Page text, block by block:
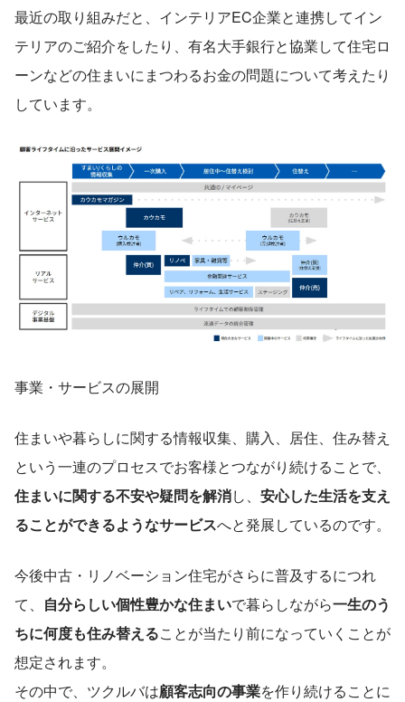
最近の取り組みだと、インテリアEC企業と連携してイン
テリアのご紹介をしたり、有名大手銀行と協業して住宅ロ
ーンなどの住まいにまつわるお金の問題について考えたり
しています。
事業・サービスの展開
住まいや暮らしに関する情報収集、購入、居住、住み替え
という一連のプロセスでお客様とつながり続けることで、
住まいに関する不安や疑問を解消し、 安心した生活を支え
ることができるようなサービスへと発展しているのです。
今後中古・リノベーション住宅がさらに普及するにつれ
て、 自分らしい個性豊かな住まいで暮らしながら一生のう
ちに何度も住み替えることが当たり前になっていくことが
想定されます。
その中で、ツクルバは顧客志向の事業を作り続けることに